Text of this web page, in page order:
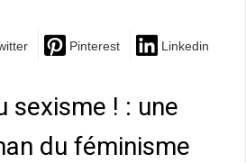
Pinterest Linkedin
sexisme ! : une
du féminisme